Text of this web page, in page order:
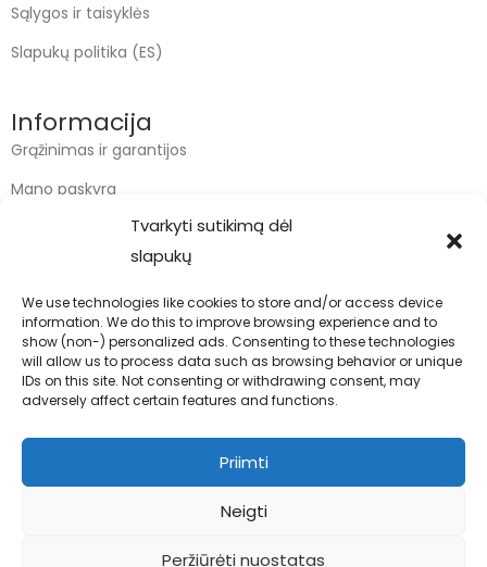
Tvarkyti sutikimą dėl
slapukų
We use technologies like cookies to store and/or access device
information. We do this to improve browsing experience and to
show (non-) personalized ads. Consenting to these technologies
will allow us to process data such as browsing behavior or unique
IDs on this site. Not consenting or withdrawing consent, may
adversely affect certain features and functions.
Priimti
Neigti
Peržiūrėti nuostatas
Sąlygos ir taisyklės
Slapukų politika (ES)
Informacija
Grąžinimas ir garantijos
Mano paskyra
Kontaktai
info@bodyfoodas.lt
+370 600 77017
Visos teisės saugomos © Bodyfoodas.lt 2026